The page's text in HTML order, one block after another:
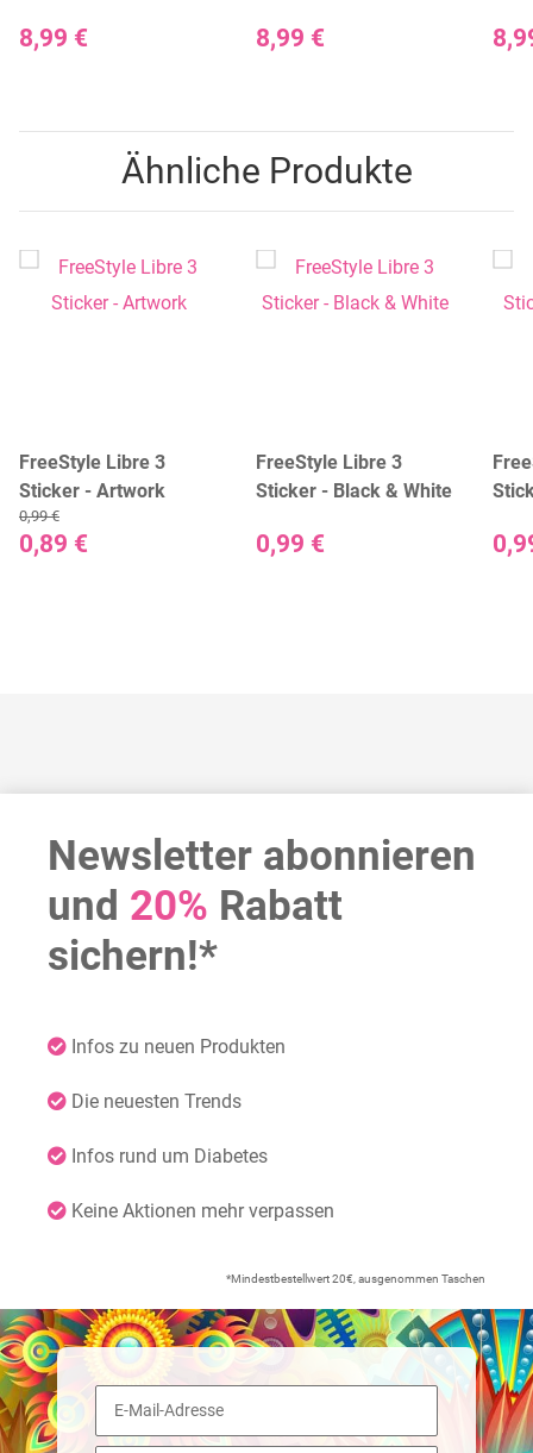
8,99 € 8,99 €
Ähnliche Produkte
FreeStyle Libre 3
Sticker - Artwork
0,89 €
0,99 €
FreeStyle Libre 3
Sticker - Black & White
0,99 €
Newsletter abonnieren
und 20% Rabatt
sichern!*
Infos zu neuen Produkten
Die neuesten Trends
Infos rund um Diabetes
Keine Aktionen mehr verpassen
*Mindestbestellwert 20€, ausgenommen Taschen